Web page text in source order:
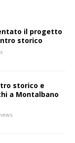
il progetto
storico
storico e
a Montalbano